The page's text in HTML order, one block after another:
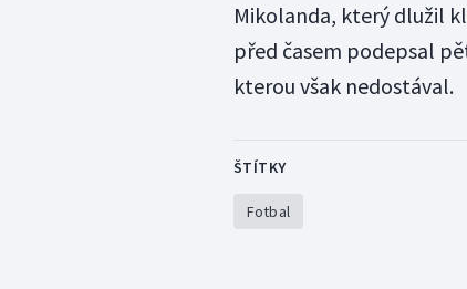
Mikolanda, který dlužil
před časem podepsal
kterou však nedostával.
ŠTÍTKY
Fotbal